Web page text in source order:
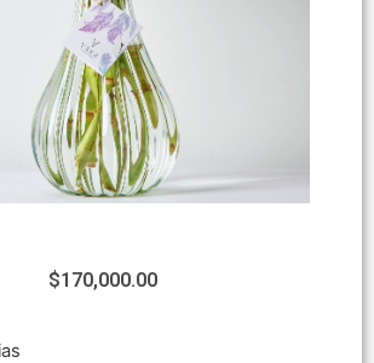
$170,000.00